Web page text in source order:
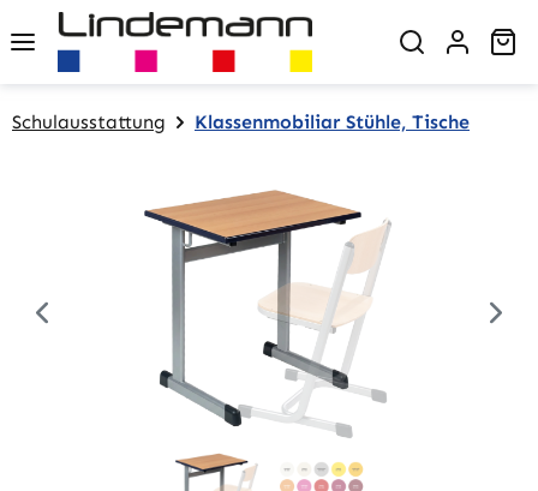
Zum Hauptinhalt springen
Schulausstattung Klassenmobiliar Stühle, Tische
Bildergalerie überspringen